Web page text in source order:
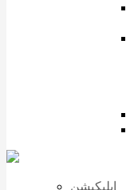
اپلیکیشن